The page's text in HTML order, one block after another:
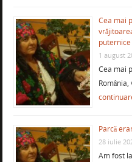
Cea mai
1 august
Cea mai
Parcă
28 iulie
Am fost